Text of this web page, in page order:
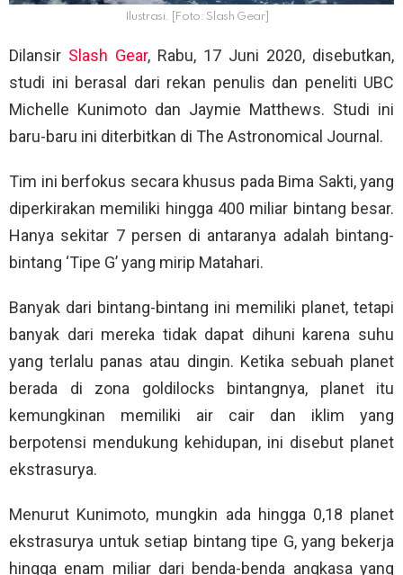
Ilustrasi. [Foto: Slash Gear]
Dilansir Slash Gear, Rabu, 17 Juni 2020, disebutkan,
studi ini berasal dari rekan penulis dan peneliti UBC
Michelle Kunimoto dan Jaymie Matthews. Studi ini
baru-baru ini diterbitkan di The Astronomical Journal.
Tim ini berfokus secara khusus pada Bima Sakti, yang
diperkirakan memiliki hingga 400 miliar bintang besar.
Hanya sekitar 7 persen di antaranya adalah bintang-
bintang ‘Tipe G’ yang mirip Matahari.
Banyak dari bintang-bintang ini memiliki planet, tetapi
banyak dari mereka tidak dapat dihuni karena suhu
yang terlalu panas atau dingin. Ketika sebuah planet
berada di zona goldilocks bintangnya, planet itu
kemungkinan memiliki air cair dan iklim yang
berpotensi mendukung kehidupan, ini disebut planet
ekstrasurya.
Menurut Kunimoto, mungkin ada hingga 0,18 planet
ekstrasurya untuk setiap bintang tipe G, yang bekerja
hingga enam miliar dari benda-benda angkasa yang